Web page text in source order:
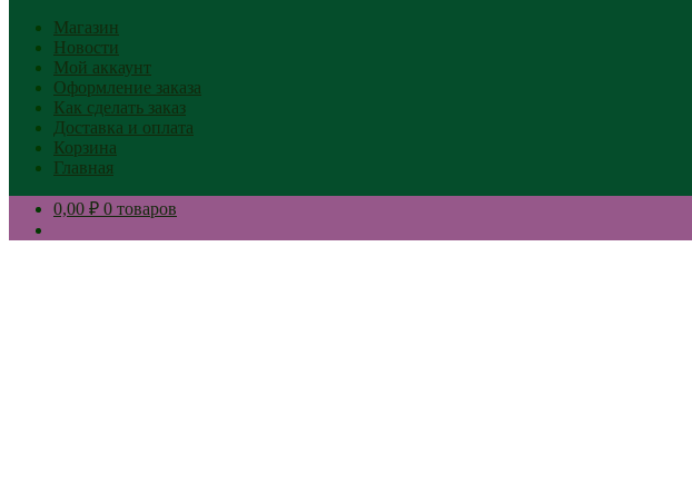
Магазин
Новости
Мой аккаунт
Оформление заказа
Как сделать заказ
Доставка и оплата
Корзина
Главная
0,00 ₽ 0 товаров